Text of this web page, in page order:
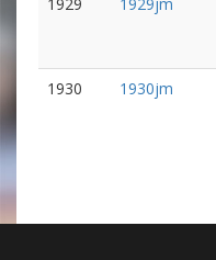
1930 1930jm